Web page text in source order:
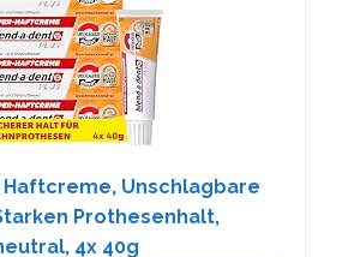
Unschlagbare
Prothesenhalt,
4x 40g